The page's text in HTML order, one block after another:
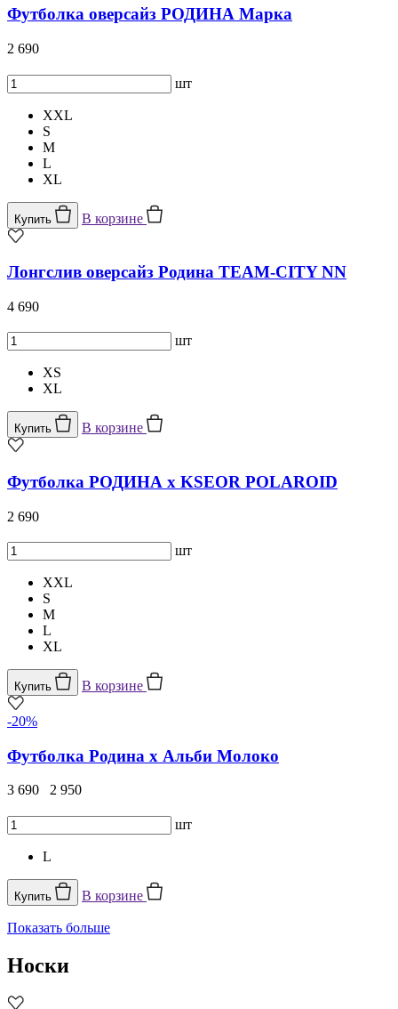
Футболка оверсайз РОДИНА Марка
2 690
шт
XXL
S
M
L
XL
Купить В корзине
Лонгслив оверсайз Родина TEAM-CITY NN
4 690
шт
XS
XL
Купить В корзине
Футболка РОДИНА x KSEOR POLAROID
2 690
шт
XXL
S
M
L
XL
Купить В корзине
-20%
Футболка Родина х Альби Молоко
3 690 2 950
шт
L
Купить В корзине
Показать больше
Носки